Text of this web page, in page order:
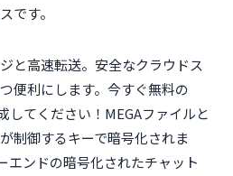
です。
と高速転送。安全なクラウドス
便利にします。今すぐ無料の
してください！MEGAファイルと
制御するキーで暗号化されま
エンドの暗号化されたチャット